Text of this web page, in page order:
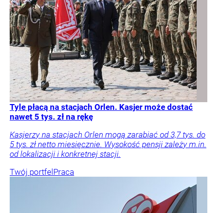
Tyle płacą na stacjach Orlen. Kasjer może dostać
nawet 5 tys. zł na rękę
Kasjerzy na stacjach Orlen mogą zarabiać od 3,7 tys. do
5 tys. zł netto miesięcznie. Wysokość pensji zależy m.in.
od lokalizacji i konkretnej stacji.
Twój portfel Praca